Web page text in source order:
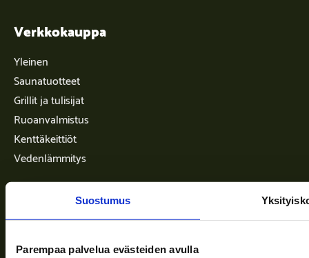
Suostumus
Parempaa palvelua evästeiden avulla
Verkkokauppa
Yleinen
Saunatuotteet
Grillit ja tulisijat
Ruoanvalmistus
Kenttäkeittiöt
Vedenlämmitys
Info
Toimitusehdot